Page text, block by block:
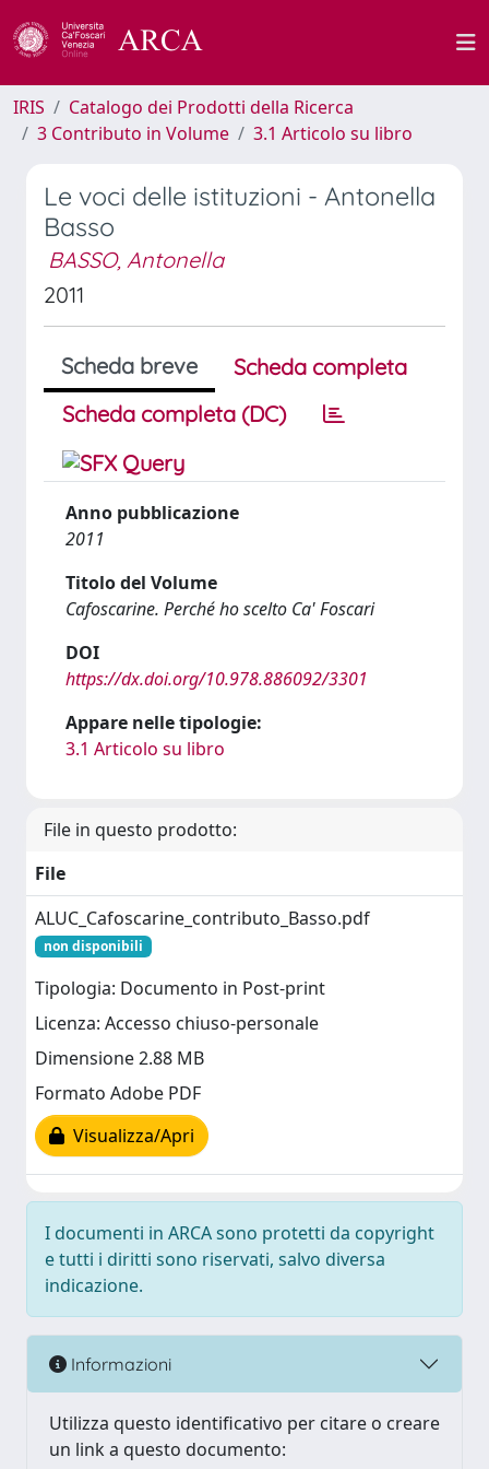
IRIS
Catalogo dei Prodotti della Ricerca
3 Contributo in Volume
3.1 Articolo su libro
Le voci delle istituzioni - Antonella
Basso
BASSO, Antonella
2011
Scheda breve
Scheda completa
Scheda completa (DC)
Anno pubblicazione
2011
Titolo del Volume
Cafoscarine. Perché ho scelto Ca' Foscari
DOI
https://dx.doi.org/10.978.886092/3301
Appare nelle tipologie:
3.1 Articolo su libro
File in questo prodotto:
File
ALUC_Cafoscarine_contributo_Basso.pdf
non disponibili
Tipologia: Documento in Post-print
Licenza: Accesso chiuso-personale
Dimensione 2.88 MB
Formato Adobe PDF
Visualizza/Apri
I documenti in ARCA sono protetti da copyright
e tutti i diritti sono riservati, salvo diversa
indicazione.
Informazioni
Utilizza questo identificativo per citare o creare
un link a questo documento: